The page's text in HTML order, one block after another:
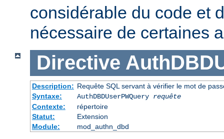
considérable du code et
nécessaire de certaines
Directive
Description: Requête SQL servant à vérifier le mot de
Syntaxe:
AuthDBDUserPWQuery requête
Contexte:
répertoire
Statut:
Extension
Module:
mod_authn_dbd